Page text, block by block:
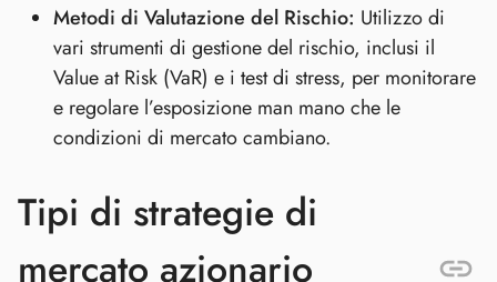
Metodi di Valutazione del Rischio: Utilizzo di
vari strumenti di gestione del rischio, inclusi il
Value at Risk (VaR) e i test di stress, per monitorare
e regolare l’esposizione man mano che le
condizioni di mercato cambiano.
Tipi di strategie di
mercato azionario